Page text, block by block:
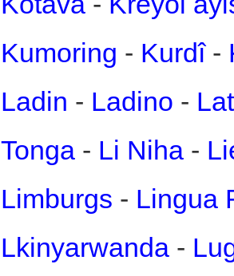
Kumoring - Kurdî-
Ladin - Ladino -
Tonga - Li Niha -
Limburgs - Lingua
Lkinyarwanda -